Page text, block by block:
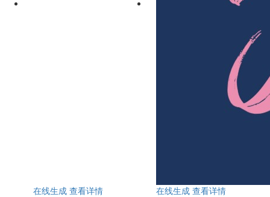
在线生成 查看详情
在线生成 查看详情